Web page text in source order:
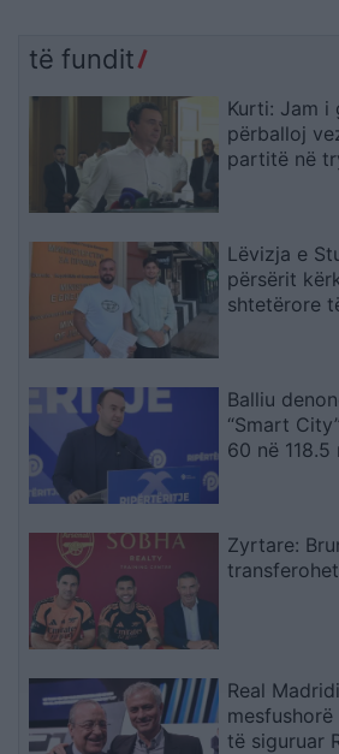
të fundit
Kurti: Jam i
përballoj
partitë në
Lëvizja e
përsërit
shtetërore
Balliu
“Smart
60 në 118.5
Zyrtare:
Real
të siguruar